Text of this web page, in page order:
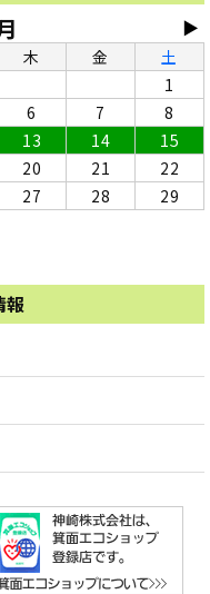
▶
木 金
土
1
6 7
8
13 14
15
20 21
22
27 28
29
報